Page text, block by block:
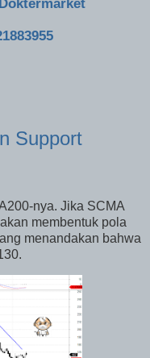
Support
nya. Jika SCMA
membentuk pola
menandakan bahwa